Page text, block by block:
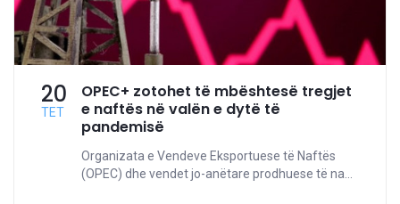
20
TET
OPEC+ zotohet të mbështesë tregjet
e naftës në valën e dytë të
pandemisë
Organizata e Vendeve Eksportuese të Naftës
(OPEC) dhe vendet jo-anëtare prodhuese të na...